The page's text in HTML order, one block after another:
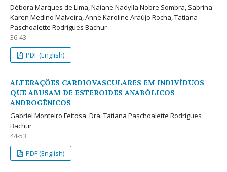
Débora Marques de Lima, Naiane Nadylla Nobre Sombra, Sabrina
Karen Medino Malveira, Anne Karoline Araújo Rocha, Tatiana
Paschoalette Rodrigues Bachur
36-43
PDF (English)
ALTERAÇÕES CARDIOVASCULARES EM INDIVÍDUOS
QUE ABUSAM DE ESTEROIDES ANABÓLICOS
ANDROGÊNICOS
Gabriel Monteiro Feitosa, Dra. Tatiana Paschoalette Rodrigues
Bachur
44-53
PDF (English)